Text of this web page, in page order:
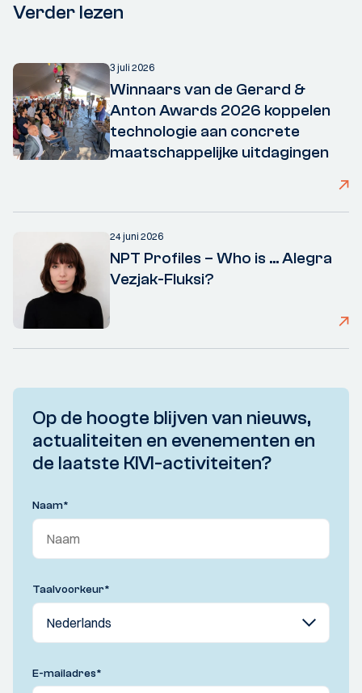
Verder lezen
3 juli 2026
Winnaars van de Gerard &
Anton Awards 2026 koppelen
technologie aan concrete
maatschappelijke uitdagingen
24 juni 2026
NPT Profiles – Who is ... Alegra
Vezjak-Fluksi?
Op de hoogte blijven van nieuws,
actualiteiten en evenementen en
de laatste KIVI-activiteiten?
Naam*
Taalvoorkeur*
E-mailadres*